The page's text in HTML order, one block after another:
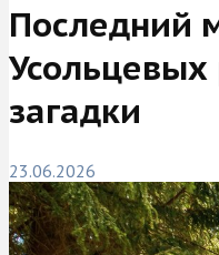
Последний
загадки
23.06.2026